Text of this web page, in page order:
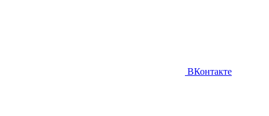
ВКонтакте